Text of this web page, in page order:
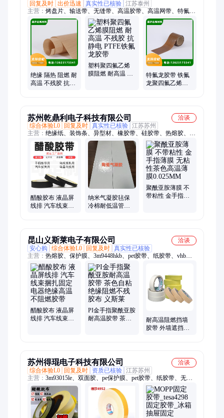
回复及时 出价迅速 真实性已核验 江苏泰州
主营： 烤盘片、输送带、无缝带、高温胶带、高温网带、特氟龙
胶带、铁氟龙高温、特氟龙高温、耐高温漆布、铁氟龙胶带、乙
烯高温布、fep薄膜、f46薄膜、ptfe薄膜、焊接薄膜、聚全氟乙、
乙烯薄膜、食品网带、真空采样器、特氟龙薄膜、铁氟龙网带、
聚四氟乙烯、铁氟龙薄膜、特氟龙网带、全氟乙丙烯
绝缘 隔热 阻燃 耐
高温 不残胶 抗静
塑料聚四氟乙烯
膜阻燃 耐高温 不
特氟龙胶带 铁氟
龙聚四氟乙烯高
苏州乾鼎利电子科技有限公司
洽谈
综合体验L0
回复及时 真实性已核验 江苏苏州
主营： 绝缘纸、装饰条、异型材、橡胶带、硅胶带、热熔胶、单
面胶、保护膜、标志牌、摄像头、反光膜、接头盒、散热片、锂
电池、pet原膜、文具贴、结构胶、灌封胶、塑料盒、减震垫、密
封带、诺美纸、溶剂胶、内衬纸、装饰画
醋酸胶布 液晶屏
线排 汽车线束捆
纳米气凝胶毡保
冷棉耐低温管道
聚酰亚胺薄膜 不
带粘性 金手指薄
昆山义斯莱电子有限公司
洽谈
安心购
综合体验L0 回复及时 真实性已核验
主营： 热熔胶、保护膜、3m9448hkb、pet胶带、纸胶带、vhb胶
带、4174胶带、tesa胶带、eva泡棉、tesa51026、无纺布、
51136tesa、保险杠、软木带、eva背胶、替代品、封口机、板电
镀、pet双面、美纹纸、模切冲、聚乙烯、双面胶、no.57115sb、
4657胶垫
醋酸胶布 液晶屏
线排 汽车线束捆
PI金手指聚酰亚胺
耐高温胶带 茶色
耐高温阻燃挡墙
胶带 外墙遮挡喷
苏州得琨电子科技有限公司
洽谈
综合体验L0
回复及时 资质已核验 江苏苏州
主营： 3m93015le、双面胶、pe保护膜、pet胶带、纸胶带、无声
胶带、美纹胶带、高温胶纸、冰箱胶带、胶带定制、高温美纹、
防水胶带、胶带遮光、封缄胶带、高温胶带、容器铝箔、喷漆美
纹、pvc保护膜、导电泡棉、硅胶美纹、绝缘包带、pet保护膜、
电磁屏蔽、胶水助粘、电工胶布